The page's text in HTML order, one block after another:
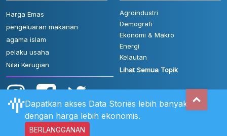
Harga Emas
pengeluaran makanan
agama islam
pelaku usaha
Nilai Kerugian
Agroindustri
Demografi
Ekonomi & Makro
Energi
Kelautan
Lihat Semua Topik
Dapatkan akses Data Stories lebih banyak
dengan harga lebih ekonomis.
BERLANGGANAN